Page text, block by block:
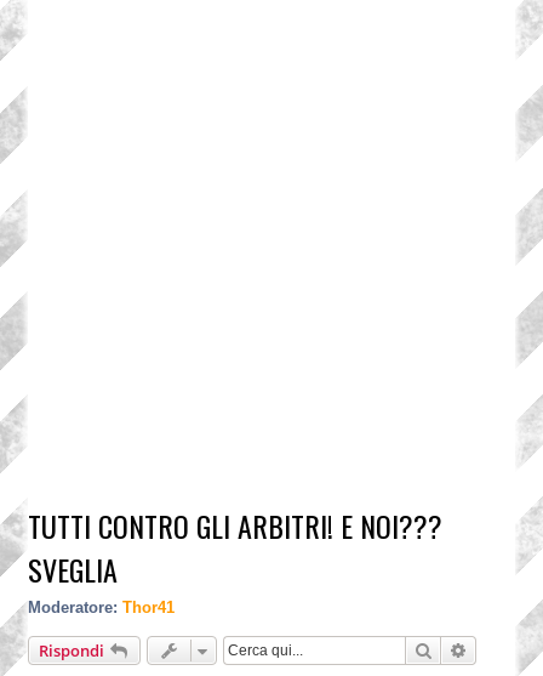
TUTTI CONTRO GLI ARBITRI! E NOI???
SVEGLIA
Moderatore: Thor41
Rispondi Cerca Ricerca